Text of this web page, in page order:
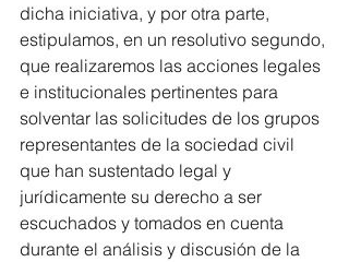
dicha iniciativa, y por otra parte,
estipulamos, en un resolutivo segundo,
que realizaremos las acciones legales
e institucionales pertinentes para
solventar las solicitudes de los grupos
representantes de la sociedad civil
que han sustentado legal y
jurídicamente su derecho a ser
escuchados y tomados en cuenta
durante el análisis y discusión de la